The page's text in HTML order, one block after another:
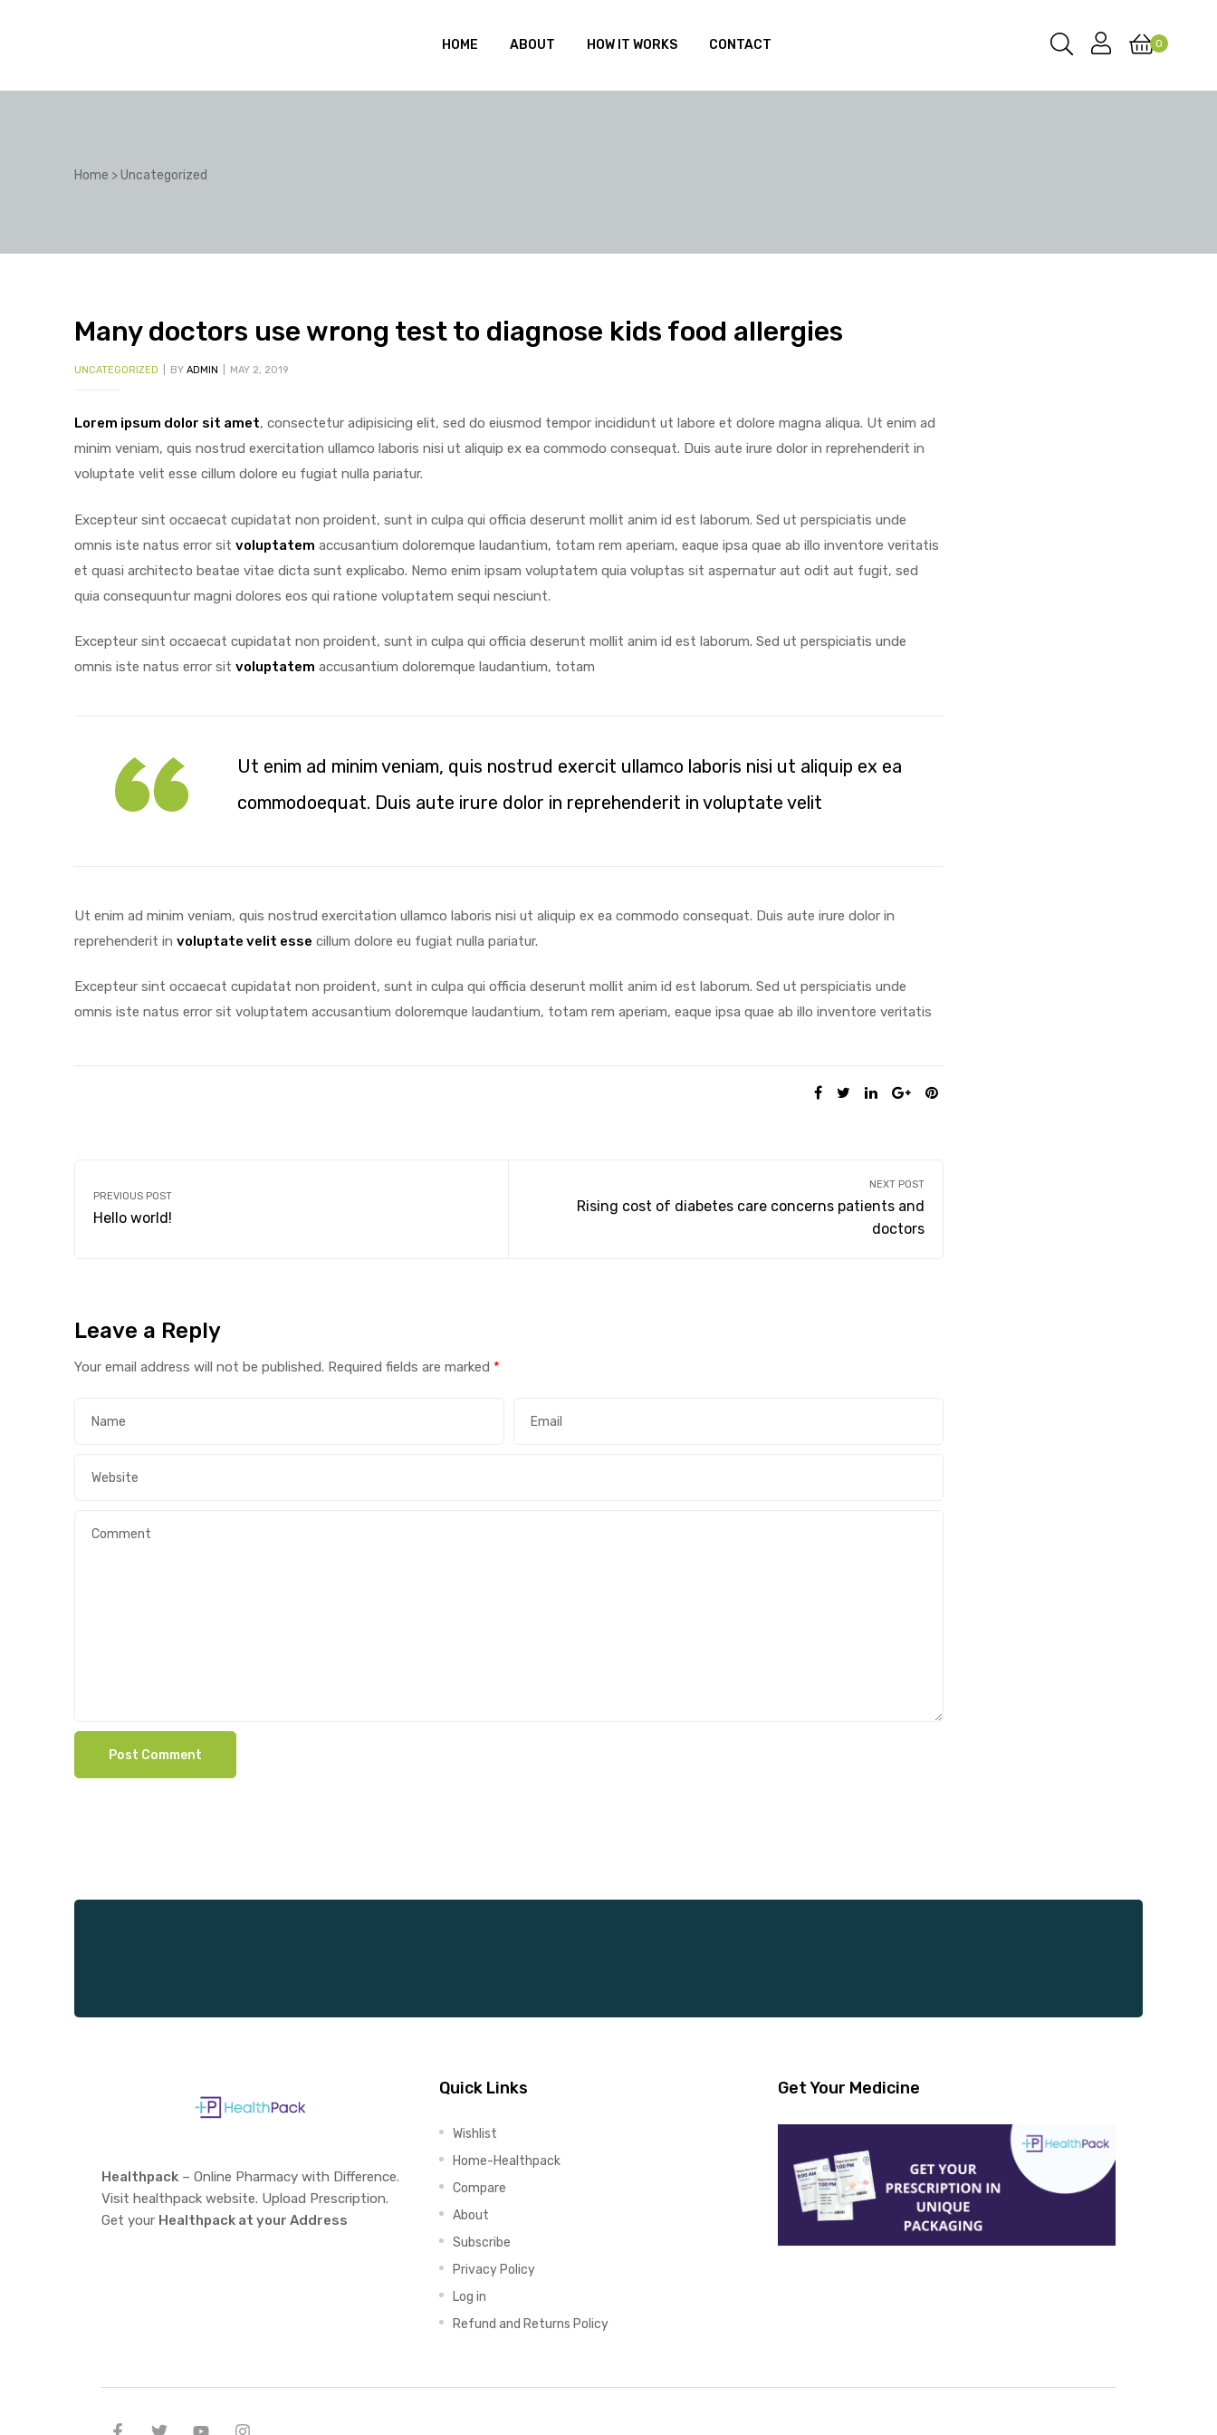
HOME ABOUT HOW IT WORKS CONTACT 0
Home >Uncategorized
Many doctors use wrong test to diagnose kids food allergies
UNCATEGORIZED BY ADMIN MAY 2, 2019
Lorem ipsum dolor sit amet, consectetur adipisicing elit, sed do eiusmod tempor incididunt ut labore et dolore magna aliqua. Ut enim ad
minim veniam, quis nostrud exercitation ullamco laboris nisi ut aliquip ex ea commodo consequat. Duis aute irure dolor in reprehenderit in
voluptate velit esse cillum dolore eu fugiat nulla pariatur.
Excepteur sint occaecat cupidatat non proident, sunt in culpa qui officia deserunt mollit anim id est laborum. Sed ut perspiciatis unde
omnis iste natus error sit voluptatem accusantium doloremque laudantium, totam rem aperiam, eaque ipsa quae ab illo inventore veritatis
et quasi architecto beatae vitae dicta sunt explicabo. Nemo enim ipsam voluptatem quia voluptas sit aspernatur aut odit aut fugit, sed
quia consequuntur magni dolores eos qui ratione voluptatem sequi nesciunt.
Excepteur sint occaecat cupidatat non proident, sunt in culpa qui officia deserunt mollit anim id est laborum. Sed ut perspiciatis unde
omnis iste natus error sit voluptatem accusantium doloremque laudantium, totam
Ut enim ad minim veniam, quis nostrud exercit ullamco laboris nisi ut aliquip ex ea
commodoequat. Duis aute irure dolor in reprehenderit in voluptate velit
Ut enim ad minim veniam, quis nostrud exercitation ullamco laboris nisi ut aliquip ex ea commodo consequat. Duis aute irure dolor in
reprehenderit in voluptate velit esse cillum dolore eu fugiat nulla pariatur.
Excepteur sint occaecat cupidatat non proident, sunt in culpa qui officia deserunt mollit anim id est laborum. Sed ut perspiciatis unde
omnis iste natus error sit voluptatem accusantium doloremque laudantium, totam rem aperiam, eaque ipsa quae ab illo inventore veritatis
SHARE:
PREVIOUS POST
Hello world!
NEXT POST
Rising cost of diabetes care concerns patients and
doctors
Leave a Reply
Your email address will not be published. Required fields are marked *
Healthpack – Online Pharmacy with Difference.
Visit healthpack website. Upload Prescription.
Get your Healthpack at your Address
Quick Links
Wishlist
Home-Healthpack
Compare
About
Subscribe
Privacy Policy
Log in
Refund and Returns Policy
Get Your Medicine